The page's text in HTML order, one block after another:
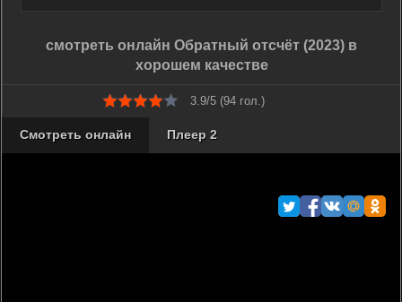
смотреть онлайн Обратный отсчёт (2023) в
хорошем качестве
3.9/5 (94 гол.)
Смотреть онлайн Плеер 2